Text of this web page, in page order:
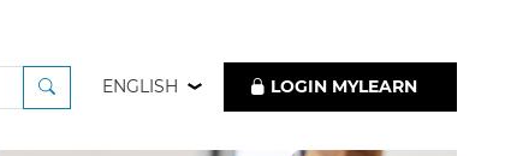
ENGLISH LOGIN MYLEARN